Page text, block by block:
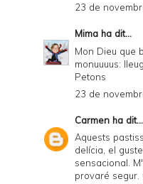
23 de
Mima ha dit...
Mon Dieu que
monuuuus:
Petons
23 de
Carmen ha dit...
Aquests
delícia, el
sensacional.
provaré segur.